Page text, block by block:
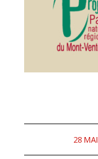
28
/